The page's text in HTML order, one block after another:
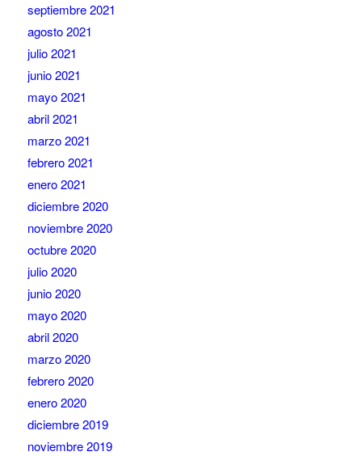
septiembre 2021
agosto 2021
julio 2021
junio 2021
mayo 2021
abril 2021
marzo 2021
febrero 2021
enero 2021
diciembre 2020
noviembre 2020
octubre 2020
julio 2020
junio 2020
mayo 2020
abril 2020
marzo 2020
febrero 2020
enero 2020
diciembre 2019
noviembre 2019